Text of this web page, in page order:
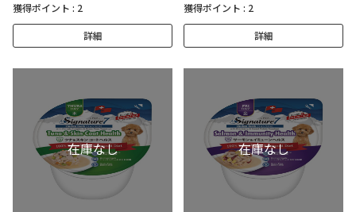
獲得ポイント : 2
詳細
獲得ポイント : 2
詳細